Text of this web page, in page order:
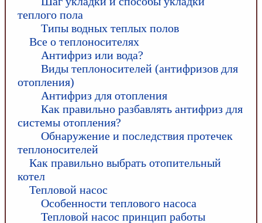
теплого пола
Типы водных теплых полов
Все о теплоносителях
Антифриз или вода?
Виды теплоносителей (антифризов для
отопления)
Антифриз для отопления
Как правильно разбавлять антифриз для
системы отопления?
Обнаружение и последствия протечек
теплоносителей
Как правильно выбрать отопительный
котел
Тепловой насос
Особенности теплового насоса
Тепловой насос принцип работы